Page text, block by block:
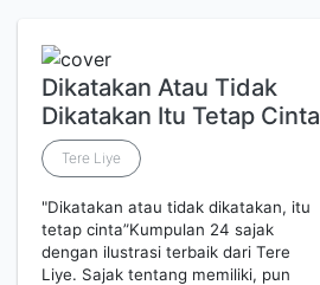
Dikatakan Atau Tidak
Dikatakan Itu Tetap Cinta
Tere Liye
"Dikatakan atau tidak dikatakan, itu
tetap cinta”Kumpulan 24 sajak
dengan ilustrasi terbaik dari Tere
Liye. Sajak tentang memiliki, pun